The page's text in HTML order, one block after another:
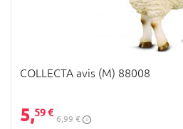
COLLECTA avis (M) 88008
5,59 €
6,99 €